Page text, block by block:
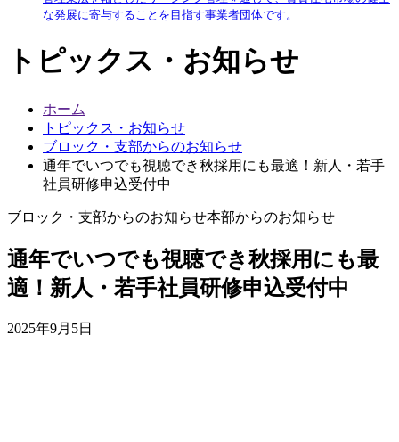
な発展に寄与することを目指す事業者団体です。
トピックス・お知らせ
ホーム
トピックス・お知らせ
ブロック・支部からのお知らせ
通年でいつでも視聴でき秋採用にも最適！新人・若手
社員研修申込受付中
ブロック・支部からのお知らせ本部からのお知らせ
通年でいつでも視聴でき秋採用にも最
適！新人・若手社員研修申込受付中
2025年9月5日